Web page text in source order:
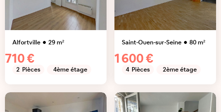
Alfortville 29m²
710 €
2 Pièces 4ème étage
Saint-Ouen-sur-Seine 80m²
1 600 €
4 Pièces 2ème étage